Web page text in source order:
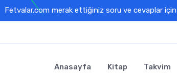
Fetvalar.com merak ettiğiniz soru ve cevaplar için
Anasayfa Kitap Takvim